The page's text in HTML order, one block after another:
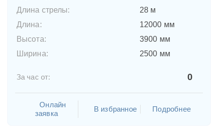
Длина стрелы:
28 м
Длина:
12000 мм
Высота:
3900 мм
Ширина:
2500 мм
За час от: 0
Онлайн
заявка
В избранное Подробнее